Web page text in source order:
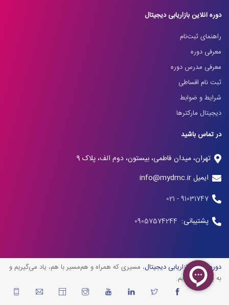
دوره آنلاین بازاریابی دیجیتال
راهنمای ثبت‌نام
معرفی دوره
معرفی مدرس دوره
ثبت نام اقساطی
شرایط و ضوابط
دیجیتال مارکترها
در تماس باشید
تهران، میدان فاطمی، بیستون، دوم الف، پلاک 9
ایمیل info@mydmc.ir
91031747 - 021
پشتیبانی:
دوره آنلاین بازاریابی دیجیتال، مسیری که همراه و هم‌مسیر با هم، یاد می‌گیریم و
به پیش می‌رویم.